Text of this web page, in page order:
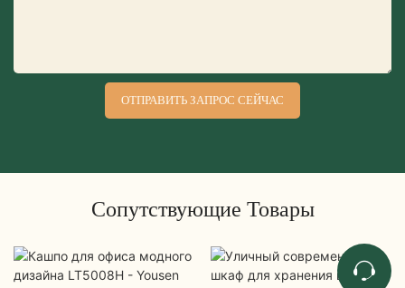
ОТПРАВИТЬ ЗАПРОС СЕЙЧАС
Сопутствующие Товары